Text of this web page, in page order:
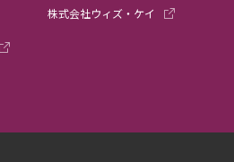
株式会社ウィズ・ケイ